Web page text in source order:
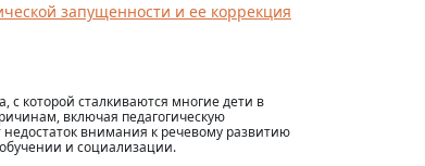
запущенности и ее коррекция
с которой сталкиваются многие дети в
включая педагогическую
внимания к речевому развитию
и социализации.